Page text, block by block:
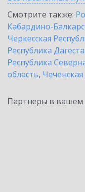
Смотрите также:
Кабардино-
Черкесская
Республика
Республика
область,
Партнеры в вашем